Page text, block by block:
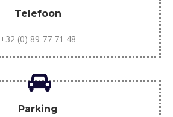
Telefoon
+32 (0) 89 77 71 48
Parking